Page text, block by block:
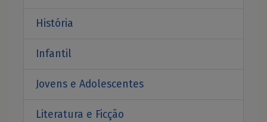
História
Infantil
Jovens e Adolescentes
Literatura e Ficção